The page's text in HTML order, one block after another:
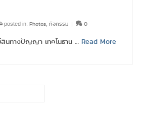
posted in: Photos กิจกรรม | 0
นทางปัญญา เทคโนธาน … Read More